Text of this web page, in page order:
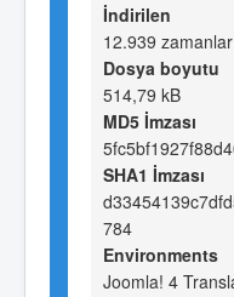
İndirilen
12.939 zamanlar
Dosya boyutu
514,79 kB
MD5 İmzası
SHA1 İmzası
784
Environments
Joomla! 4